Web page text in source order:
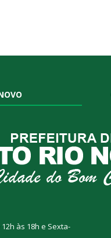
às 18h e Sexta-